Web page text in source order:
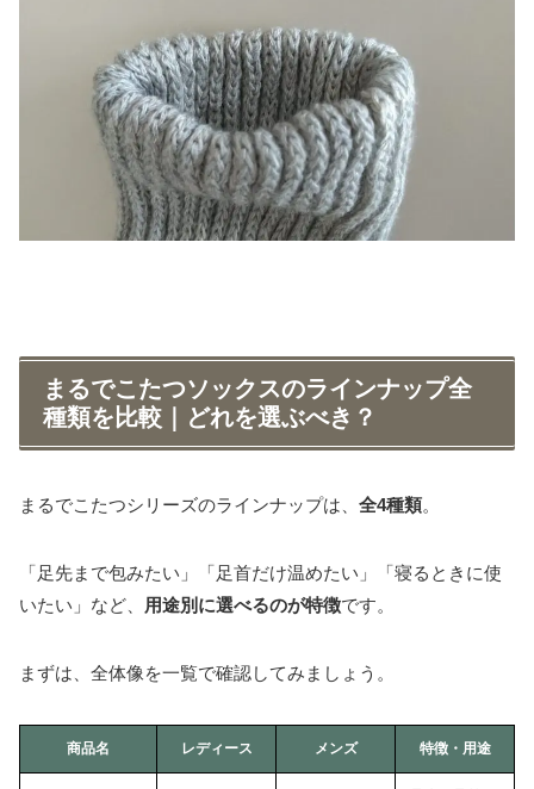
まるでこたつソックスのラインナップ全
種類を比較｜どれを選ぶべき？
まるでこたつシリーズのラインナップは、 全4種類。
「足先まで包みたい」「足首だけ温めたい」「寝るときに使
いたい」など、
用途別に選べるのが特徴です。
まずは、全体像を一覧で確認してみましょう。
商品名 レディース メンズ 特徴・用途